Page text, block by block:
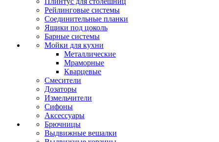
Рейлинговые системы
Соединительные планки
Ящики под цоколь
Барные системы
Мойки для кухни
Металлические
Мраморные
Кварцевые
Смесители
Дозаторы
Измельчители
Сифоны
Аксессуары
Брючницы
Выдвижные вешалки